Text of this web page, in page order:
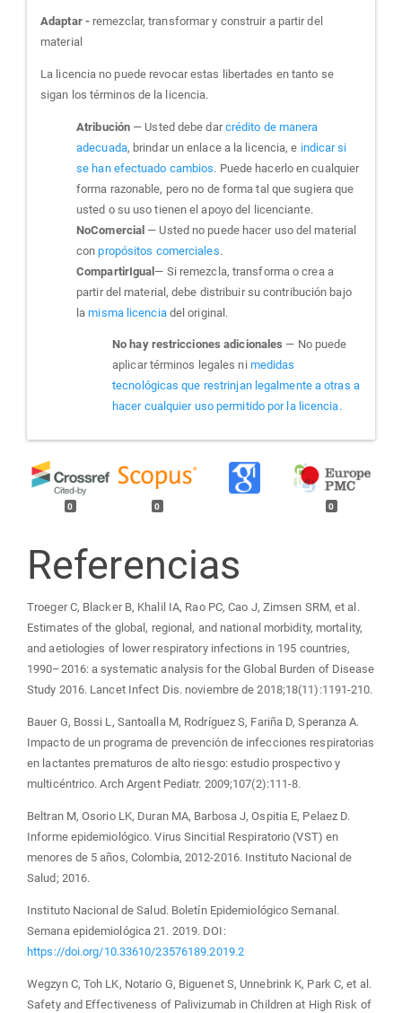
Adaptar -remezclar, transformar y construir a partir del
material
La licencia no puede revocar estas libertades en tanto se
sigan los términos de la licencia.
Atribución — Usted debe darcrédito de manera
adecuada, brindar un enlace a la licencia, e indicar si
se han efectuado cambios. Puede hacerlo en cualquier
forma razonable, pero no de forma tal que sugiera que
usted o su uso tienen el apoyo del licenciante.
NoComercial — Usted no puede hacer uso del material
conpropósitos comerciales.
CompartirIgual — Si remezcla, transforma o crea a
partir del material, debe distribuir su contribución bajo
lamisma licenciadel original.
No hay restricciones adicionales — No puede
aplicar términos legales ni medidas
tecnológicas que restrinjan legalmente a otras a
hacer cualquier uso permitido por la licencia.
0 0 0
Referencias
Troeger C, Blacker B, Khalil IA, Rao PC, Cao J, Zimsen SRM, et al.
Estimates of the global, regional, and national morbidity, mortality,
and aetiologies of lower respiratory infections in 195 countries,
1990–2016: a systematic analysis for the Global Burden of Disease
Study 2016. Lancet Infect Dis. noviembre de 2018;18(11):1191-210.
Bauer G, Bossi L, Santoalla M, Rodríguez S, Fariña D, Speranza A.
Impacto de un programa de prevención de infecciones respiratorias
en lactantes prematuros de alto riesgo: estudio prospectivo y
multicéntrico. Arch Argent Pediatr. 2009;107(2):111-8.
Beltran M, Osorio LK, Duran MA, Barbosa J, Ospitia E, Pelaez D.
Informe epidemiológico. Virus Sincitial Respiratorio (VST) en
menores de 5 años, Colombia, 2012-2016. Instituto Nacional de
Salud; 2016.
Instituto Nacional de Salud. Boletín Epidemiológico Semanal.
Semana epidemiológica 21. 2019. DOI:
https://doi.org/10.33610/23576189.2019.2
Wegzyn C, Toh LK, Notario G, Biguenet S, Unnebrink K, Park C, et al.
Safety and Effectiveness of Palivizumab in Children at High Risk of